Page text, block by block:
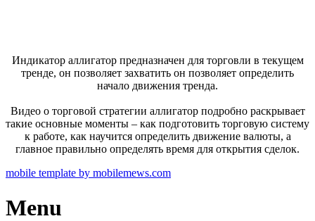
Индикатор аллигатор предназначен для торговли в текущем
тренде, он позволяет захватить он позволяет определить
начало движения тренда.
Видео о торговой стратегии аллигатор подробно раскрывает
такие основные моменты – как подготовить торговую систему
к работе, как научится определить движение валюты, а
главное правильно определять время для открытия сделок.
mobile template by mobilemews.com
Menu